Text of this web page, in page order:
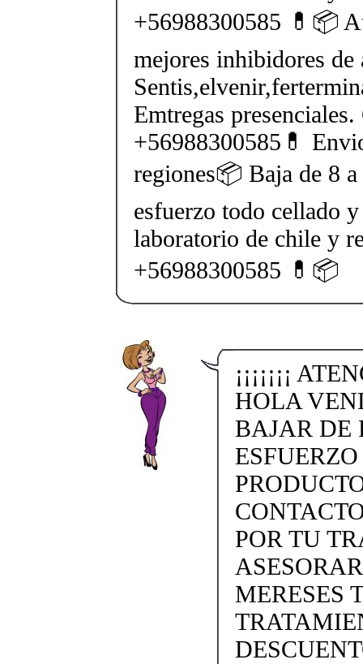
+56988300585 💊📦
mejores inhibidores de
Emtregas presenciales.
+56988300585💊
regiones📦 Baja de 8
esfuerzo todo cellado
laboratorio de chile y
+56988300585 💊📦
¡¡¡¡¡¡¡
HOLA
BAJAR DE
POR TU
MERESES